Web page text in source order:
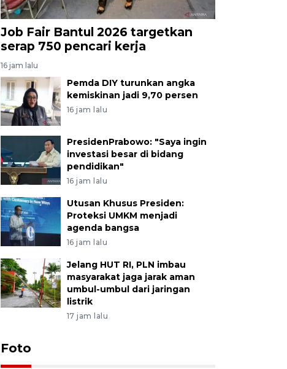
Job Fair Bantul 2026 targetkan
serap 750 pencari kerja
16 jam lalu
Pemda DIY turunkan angka
kemiskinan jadi 9,70 persen
16 jam lalu
PresidenPrabowo: "Saya ingin
investasi besar di bidang
pendidikan"
16 jam lalu
Utusan Khusus Presiden:
Proteksi UMKM menjadi
agenda bangsa
16 jam lalu
Jelang HUT RI, PLN imbau
masyarakat jaga jarak aman
umbul-umbul dari jaringan
listrik
17 jam lalu
Foto